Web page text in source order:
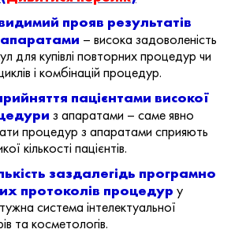
прояв результатів
– висока задоволеність
для купівлі повторних процедур чи
і комбінацій процедур.
пацієнтами високої
з апаратами – саме явно
процедур з апаратами сприяють
кількості пацієнтів.
заздалегідь програмно
протоколів процедур у
система інтелектуальної
та косметологів.